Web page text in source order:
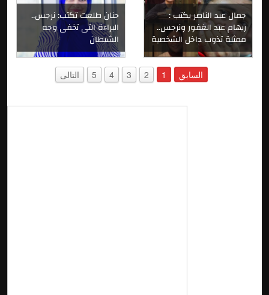
حنان طلعت تكتب: نرجس..
البراءة التى تخفى وجه
الشيطان
جمال عبد الناصر يكتب :
ريهام عبد الغفور ونرجس..
ممثلة تذوب داخل الشخصية
السابق 1
2
3
4
5 التالى